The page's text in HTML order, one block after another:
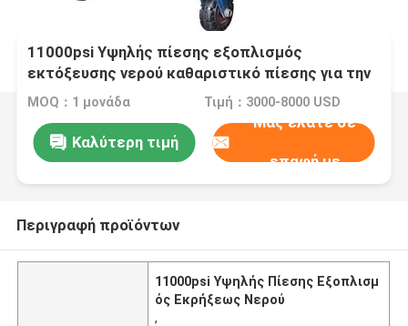
11000psi Υψηλής πίεσης εξοπλισμός
εκτόξευσης νερού καθαριστικό πίεσης για την
απομάκρυνση σκουριάς πλοίων
MOQ：1 μονάδα Τιμή：3000-8000 USD
Καλύτερη τιμή
Μας ελάτε σε
επαφή με
Περιγραφή προϊόντων
11000psi Υψηλής Πίεσης Εξοπλισμ
ός Εκρήξεως Νερού
,